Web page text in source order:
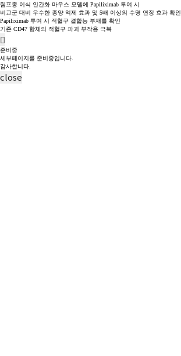
림프종 이식 인간화 마우스 모델에 Papiliximab 투여 시
비교군 대비 우수한 종양 억제 효과 및 5배 이상의 수명 연장 효과 확인
Papiliximab 투여 시 적혈구 결합능 부재를 확인
기존 CD47 항체의 적혈구 파괴 부작용 극복
준비중
세부페이지를 준비중입니다.
감사합니다.
close